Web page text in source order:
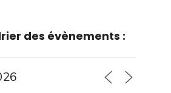
des évènements :